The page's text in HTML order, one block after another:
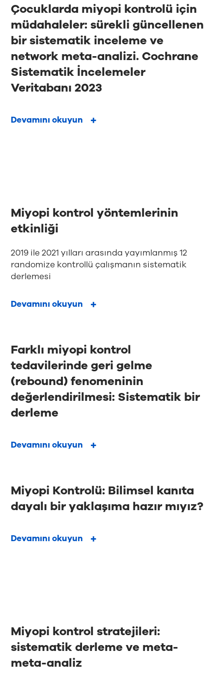
Çocuklarda miyopi kontrolü için
müdahaleler: sürekli güncellenen
bir sistematik inceleme ve
network meta-analizi. Cochrane
Sistematik İncelemeler
Veritabanı 2023
Devamını okuyun
Miyopi kontrol yöntemlerinin
etkinliği
2019 ile 2021 yılları arasında yayımlanmış 12
randomize kontrollü çalışmanın sistematik
derlemesi
Devamını okuyun
Farklı miyopi kontrol
tedavilerinde geri gelme
(rebound) fenomeninin
değerlendirilmesi: Sistematik bir
derleme
Devamını okuyun
Miyopi Kontrolü: Bilimsel kanıta
dayalı bir yaklaşıma hazır mıyız?
Devamını okuyun
Miyopi kontrol stratejileri:
sistematik derleme ve meta-
meta-analiz